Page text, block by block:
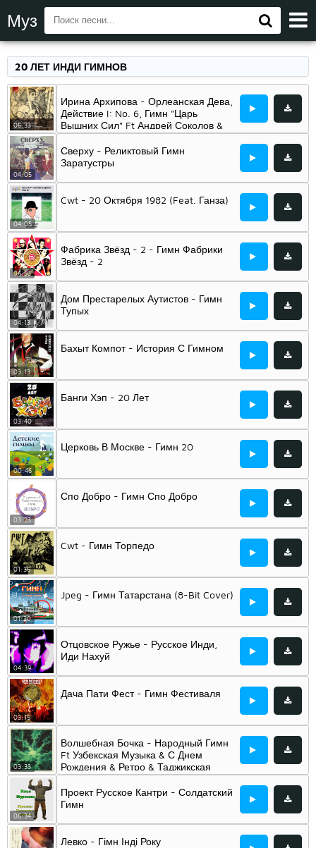
Муз
20 ЛЕТ ИНДИ ГИМНОВ
06:33
Ирина Архипова - Орлеанская Дева,
Действие I: No. 6, Гимн "Царь
Вышних Сил" Ft Андрей Соколов &
Виктор Селиванов & Большой Хор
Всесоюзного Радио И Центрального
Телевидения & Геннадий
Симфонический Оркестр
Всесоюзного Радио И Центрального
04:05
Сверху - Реликтовый Гимн
Заратустры
04:05
Cwt - 20 Октября 1982 (Feat. Ганза)
04:53
Фабрика Звёзд - 2 - Гимн Фабрики
Звёзд - 2
04:13
Дом Престарелых Аутистов - Гимн
Тупых
03:13
Бахыт Компот - История С Гимном
03:40
Банги Хэп - 20 Лет
00:46
Церковь В Москве - Гимн 20
03:23
Спо Добро - Гимн Спо Добро
01:36
Cwt - Гимн Торпедо
01:20
Jpeg - Гимн Татарстана (8-Bit Cover)
04:39
Отцовское Ружье - Русское Инди,
Иди Нахуй
03:15
Дача Пати Фест - Гимн Фестиваля
03:33
Волшебная Бочка - Народный Гимн
Ft Узбекская Музыка & С Днем
Рождения & Ретро & Таджикская
Музыка & Казахские Песни &
Славяне & And Азербайджанская
Музыка
06:34
Проект Русское Кантри - Солдатский
Гимн
Левко - Гімн Інді Року